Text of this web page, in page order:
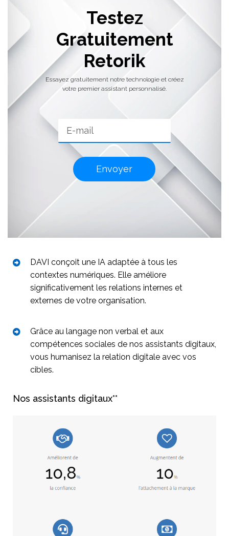
Testez
Gratuitement
Retorik
Essayez gratuitement notre technologie et créez
votre premier assistant personnalisé.
Envoyer
DAVI conçoit une IA adaptée à tous les
contextes numériques. Elle améliore
significativement les relations internes et
externes de votre organisation.
Grâce au langage non verbal et aux
compétences sociales de nos assistants digitaux,
vous humanisez la relation digitale avec vos
cibles.
Nos assistants digitaux**